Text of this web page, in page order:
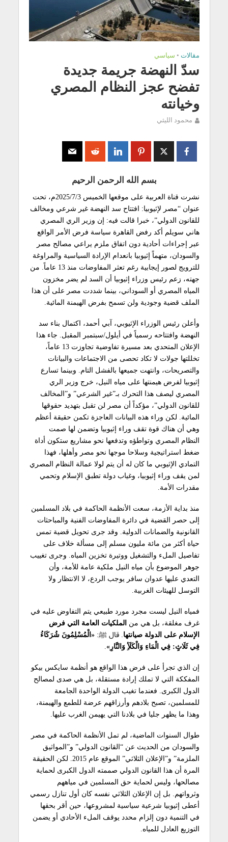
مقالات • سياسي
سدّ النهضة جريمة جديدة
تفضح عجز النظام المصري
وخيانته
محمود الليثي
بسم الله الرحمن الرحيم
نشرت قناة العربية على موقعها الخميس 2025/7/3م، تحت
عنوان “مصر لإثيوبيا: افتتاح سد النهضة غير شرعي ومخالف
للقانون الدولي”، خبرا قالت فيه: إن وزير الري المصري
هاني سويلم أكد رفض القاهرة سياسة فرض الأمر الواقع
عبر إجراءات أحادية دون اتفاق ملزم يراعي مصالح مصر
والسودان، متهماً إثيوبيا بانعدام الإرادة السياسية والمراوغة
للترويج لصور إيجابية رغم تعثر المفاوضات منذ 13 عاماً. من
جهته، زعم رئيس وزراء إثيوبيا أن السد لم يضر مخزون
المياه المصري أو السوداني، بينما شددت مصر على أن هذا
الملف قضية وجودية ولن تسمح بفرض الهيمنة المائية.
وأعلن رئيس الوزراء الإثيوبي، آبي أحمد، اكتمال بناء سد
النهضة وافتتاحه رسمياً في أيلول/سبتمبر المقبل. جاء هذا
الإعلان المتحدي بعد مسيرة تفاوضية تجاوزت 13 عاماً،
تخللتها جولات لا تكاد تحصى من الاجتماعات والبيانات
والتصريحات، وانتهت جميعها بالفشل التام. وبينما تسارع
إثيوبيا لفرض هيمنتها على مياه النيل، خرج وزير الري
المصري ليصف هذا التحرك بـ”غير الشرعي” و”المخالف
للقانون الدولي”، مؤكداً أن مصر لن تقبل بتهديد حقوقها
المائية. لكن وراء هذه البيانات العاجزة تكمن حقيقة أعظم
وهي أن هناك قوة تقف وراء إثيوبيا وتضمن لها صمت
النظام المصري وتواطؤه وتدفعها نحو مشاريع ستكون أداة
ضغط استراتيجية وسلاحا موجها نحو مصر وأهلها، فهذا
التمادي الإثيوبي ما كان له أن يتم لولا عمالة النظام المصري
لمن يقف وراء إثيوبيا، وغياب دولة تطبق الإسلام وتحمي
مقدرات الأمة.
منذ بداية الأزمة، سعت الأنظمة الحاكمة في بلاد المسلمين
إلى حصر القضية في دائرة المفاوضات الفنية والمباحثات
القانونية والضمانات الدولية. وقد جرى تحويل قضية تمس
حياة أكثر من مائة مليون مسلم إلى مسألة خلاف على
تفاصيل الملء والتشغيل ووتيرة تخزين المياه. وجرى تغييب
جوهر الموضوع بأن مياه النيل ملكية عامة للأمة، وأن
التعدي عليها عدوان سافر يوجب الردع، لا الانتظار ولا
التوسل للهيئات الغربية.
فمياه النيل ليست مجرد مورد طبيعي يتم التفاوض عليه في
غرف مغلقة، بل هي من الملكيات العامة التي فرض
الإسلام على الدولة صيانتها . قال ﷺ:«الْمُسْلِمُونَ شُرَكَاءُ
فِي ثَلَاثٍ: فِي الْمَاءِ وَالْكَلَأِ وَالنَّارِ»
إن الذي تجرأ على فرض هذا الواقع هو أنظمة سايكس بيكو
المفككة التي لا تملك إرادة مستقلة، بل هي صدى لمصالح
الدول الكبرى. فعندما تغيب الدولة الواحدة الجامعة
للمسلمين، تصبح بلادهم وأرزاقهم عرضة للطمع والهيمنة،
وهذا ما يظهر جليا في بلادنا التي يهيمن الغرب عليها.
طوال السنوات الماضية، لم تمل الأنظمة الحاكمة في مصر
والسودان من الحديث عن “القانون الدولي” و”المواثيق
الملزمة” و”الإعلان الثلاثي” الموقع عام 2015. لكن الحقيقة
المرة أن هذا القانون الدولي صممته الدول الكبرى لحماية
مصالحها، وليس لحماية حق المسلمين في مياههم
وثرواتهم. بل إن الإعلان الثلاثي نفسه كان أول تنازل رسمي
أعطى إثيوبيا شرعية سياسية لمشروعها، حين أقر بحقها
في التنمية دون إلزام محدد يوقف الملء الأحادي أو يضمن
التوزيع العادل للمياه.